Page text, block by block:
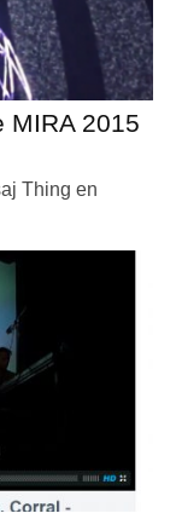
MIRA 2015
Thing en